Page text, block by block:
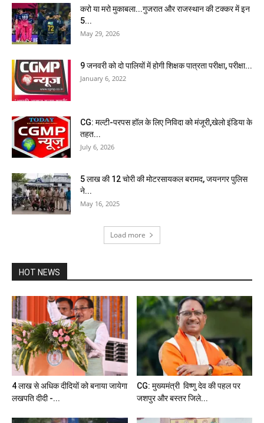
करो या मरो मुकाबला...गुजरात और राजस्थान की टक्कर में इन
5...
May 29, 2026
9 जनवरी को दो पालियों में होगी शिक्षक पात्रता परीक्षा, परीक्षा...
January 6, 2022
CG: मल्टी-परपस हॉल के लिए निविदा को मंजूरी,खेलो इंडिया के
तहत...
July 6, 2026
5 लाख की 12 चोरी की मोटरसायकल बरामद, जयनगर पुलिस
ने...
May 16, 2025
Load more
HOT NEWS
4 लाख से अधिक दीदियों को बनाया जायेगा
लखपति दीदी -...
CG: मुख्यमंत्री विष्णु देव की पहल पर
जशपुर और बस्तर जिले...